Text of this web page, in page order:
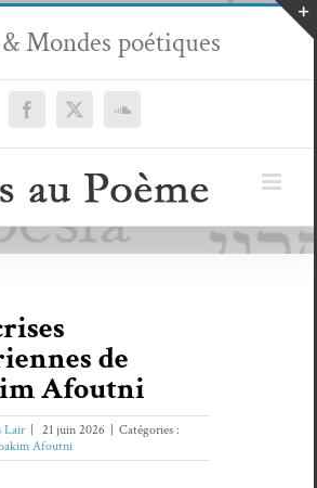
Mondes poétiques
Facebook
X SoundCloud
de
Afoutni
Lair 21 juin 2026
Catégories :
Afoutni